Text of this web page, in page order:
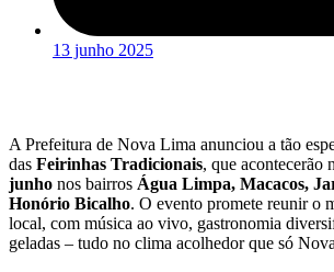
13 junho 2025
A Prefeitura de Nova Lima anunciou a tão
das Feirinhas Tradicionais, que acontecerão
junho nos bairros Água Limpa, Macacos,
Honório Bicalho. O evento promete reunir o
local, com música ao vivo, gastronomia
geladas – tudo no clima acolhedor que só